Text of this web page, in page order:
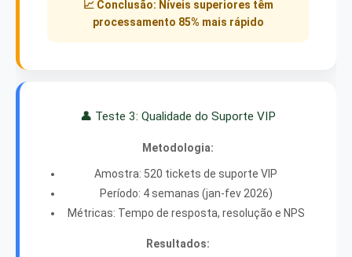
📈 Conclusão: Níveis superiores têm
processamento 85% mais rápido
👤 Teste 3: Qualidade do Suporte VIP
Metodologia:
Amostra: 520 tickets de suporte VIP
Período: 4 semanas (jan-fev 2026)
Métricas: Tempo de resposta, resolução e NPS
Resultados: